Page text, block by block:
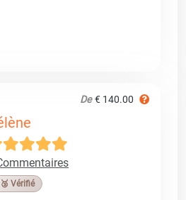
De € 140.00
🥉 Vérifié